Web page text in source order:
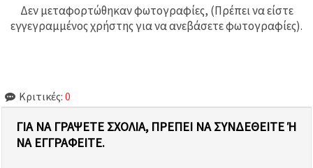
Δεν μεταφορτώθηκαν φωτογραφίες, (Πρέπει να είστε
εγγεγραμμένος χρήστης για να ανεβάσετε φωτογραφίες).
Κριτικές: 0
ΓΙΑ ΝΑ ΓΡΆΨΕΤΕ ΣΧΌΛΙΑ, ΠΡΈΠΕΙ ΝΑ ΣΥΝΔΕΘΕΊΤΕ Ή Ν
Α ΕΓΓΡΑΦΕΊΤΕ.